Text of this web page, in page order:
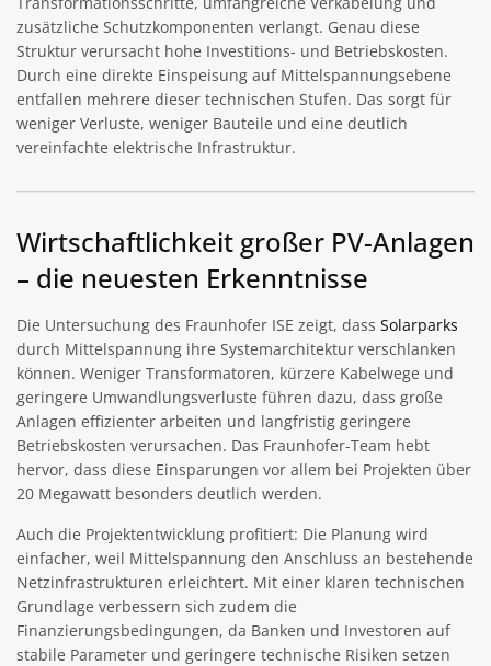
zusätzliche Schutzkomponenten verlangt. Genau diese
Struktur verursacht hohe Investitions- und Betriebskosten.
Durch eine direkte Einspeisung auf Mittelspannungsebene
entfallen mehrere dieser technischen Stufen. Das sorgt für
weniger Verluste, weniger Bauteile und eine deutlich
vereinfachte elektrische Infrastruktur.
Wirtschaftlichkeit großer PV-Anlagen
– die neuesten Erkenntnisse
Die Untersuchung des Fraunhofer ISE zeigt, dass Solarparks
durch Mittelspannung ihre Systemarchitektur verschlanken
können. Weniger Transformatoren, kürzere Kabelwege und
geringere Umwandlungsverluste führen dazu, dass große
Anlagen effizienter arbeiten und langfristig geringere
Betriebskosten verursachen. Das Fraunhofer-Team hebt
hervor, dass diese Einsparungen vor allem bei Projekten über
20 Megawatt besonders deutlich werden.
Auch die Projektentwicklung profitiert: Die Planung wird
einfacher, weil Mittelspannung den Anschluss an bestehende
Netzinfrastrukturen erleichtert. Mit einer klaren technischen
Grundlage verbessern sich zudem die
Finanzierungsbedingungen, da Banken und Investoren auf
stabile Parameter und geringere technische Risiken setzen